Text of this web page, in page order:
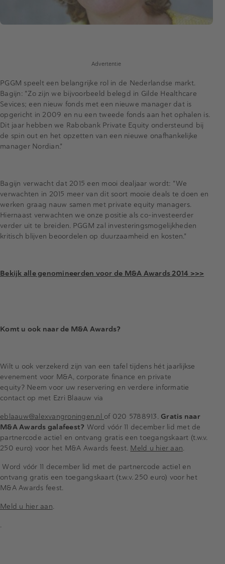
Advertentie
PGGM speelt een belangrijke rol in de Nederlandse markt.
Bagijn: "Zo zijn we bijvoorbeeld belegd in Gilde Healthcare
Sevices; een nieuw fonds met een nieuwe manager dat is
opgericht in 2009 en nu een tweede fonds aan het ophalen is.
Dit jaar hebben we Rabobank Private Equity ondersteund bij
de spin out en het opzetten van een nieuwe onafhankelijke
manager Nordian."
Bagijn verwacht dat 2015 een mooi dealjaar wordt: "We
verwachten in 2015 meer van dit soort mooie deals te doen en
werken graag nauw samen met private equity managers.
Hiernaast verwachten we onze positie als co-investeerder
verder uit te breiden. PGGM zal investeringsmogelijkheden
kritisch blijven beoordelen op duurzaamheid en kosten."
Bekijk alle genomineerden voor de M&A Awards 2014 >>>
Komt u ook naar de M&A Awards?
Wilt u ook verzekerd zijn van een tafel tijdens hét jaarlijkse
evenement voor M&A, corporate finance en private
equity? Neem voor uw reservering en verdere informatie
contact op met Ezri Blaauw via
eblaauw@alexvangroningen.nl of 020 5788913. Gratis naar
M&A Awards galafeest? Word vóór 11 december lid met de
partnercode actie1 en ontvang gratis een toegangskaart (t.w.v.
250 euro) voor het M&A Awards feest. Meld u hier aan.
Word vóór 11 december lid met de partnercode actie1 en
ontvang gratis een toegangskaart (t.w.v. 250 euro) voor het
M&A Awards feest.
Meld u hier aan.
.